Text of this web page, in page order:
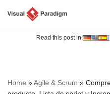
Read this post in:
Home »Agile & Scrum »